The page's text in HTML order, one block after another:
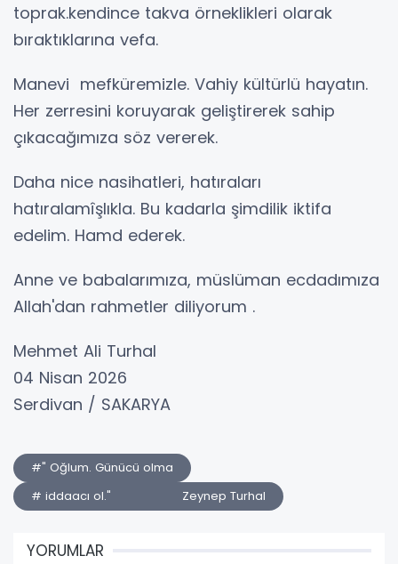
toprak.kendince takva örneklikleri olarak
bıraktıklarına vefa.
Manevi mefküremizle. Vahiy kültürlü hayatın.
Her zerresini koruyarak geliştirerek sahip
çıkacağımıza söz vererek.
Daha nice nasihatleri, hatıraları
hatıralamîşlıkla. Bu kadarla şimdilik iktifa
edelim. Hamd ederek.
Anne ve babalarımıza, müslüman ecdadımıza
Allah'dan rahmetler diliyorum .
Mehmet Ali Turhal
04 Nisan 2026
Serdivan / SAKARYA
#" Oğlum. Günücü olma
# iddaacı ol." Zeynep Turhal
YORUMLAR